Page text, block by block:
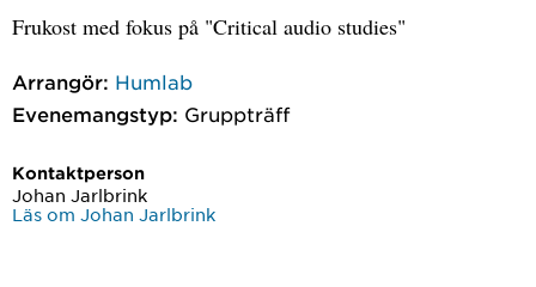
Frukost med fokus på "Critical audio studies"
Arrangör: Humlab
Evenemangstyp: Gruppträff
Kontaktperson
Johan Jarlbrink
Läs om Johan Jarlbrink